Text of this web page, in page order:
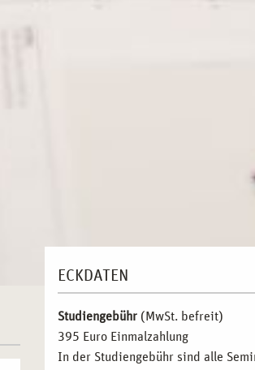
ECKDATEN
Studiengebühr (MwSt. befreit)
395 Euro Einmalzahlung
In der Studiengebühr sind alle